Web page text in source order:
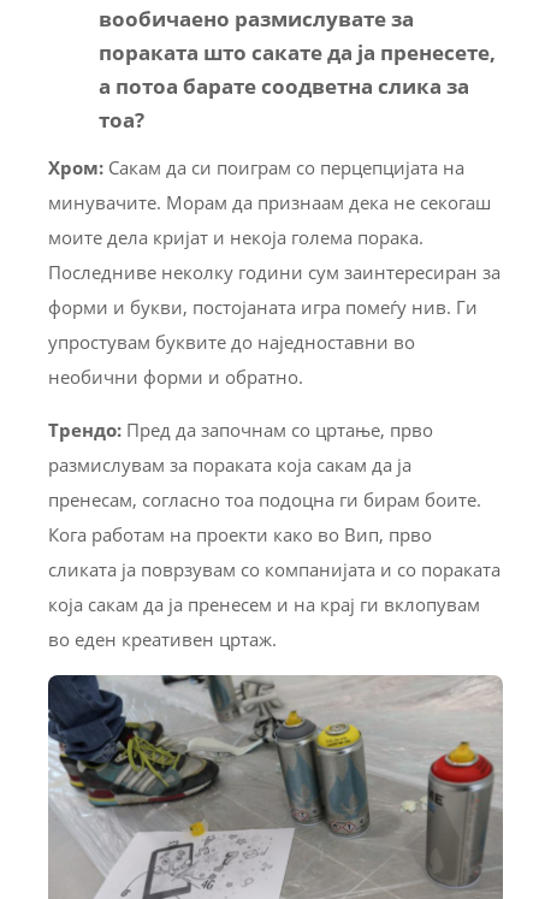
вообичаено размислувате за
пораката што сакате да ја пренесете,
а потоа барате соодветна слика за
тоа?
Хром: Сакам да си поиграм со перцепцијата на
минувачите. Морам да признаам дека не секогаш
моите дела кријат и некоја голема порака.
Последниве неколку години сум заинтересиран за
форми и букви, постојаната игра помеѓу нив. Ги
упростувам буквите до наједноставни во
необични форми и обратно.
Трендо: Пред да започнам со цртање, прво
размислувам за пораката која сакам да ја
пренесам, согласно тоа подоцна ги бирам боите.
Кога работам на проекти како во Вип, прво
сликата ја поврзувам со компанијата и со пораката
која сакам да ја пренесем и на крај ги вклопувам
во еден креативен цртаж.